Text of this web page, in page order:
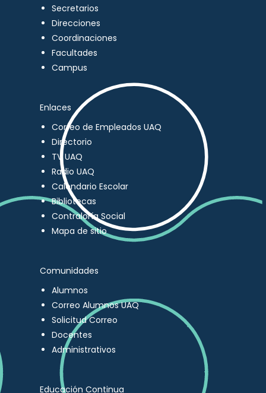
Secretarios
Direcciones
Coordinaciones
Facultades
Campus
Enlaces
Correo de Empleados UAQ
Directorio
TV UAQ
Radio UAQ
Calendario Escolar
Bibliotecas
Contraloría Social
Mapa de sitio
Comunidades
Alumnos
Correo Alumnos UAQ
Solicitud Correo
Docentes
Administrativos
Educación Continua